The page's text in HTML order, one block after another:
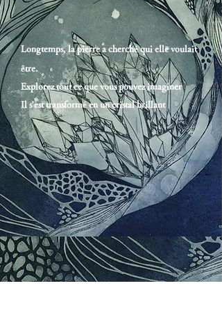
Longtemps, la pierre a cherché qui elle voulait
être.
Explorez tout ce que vous pouvez imaginer
Il s'est transformé en un cristal brillant